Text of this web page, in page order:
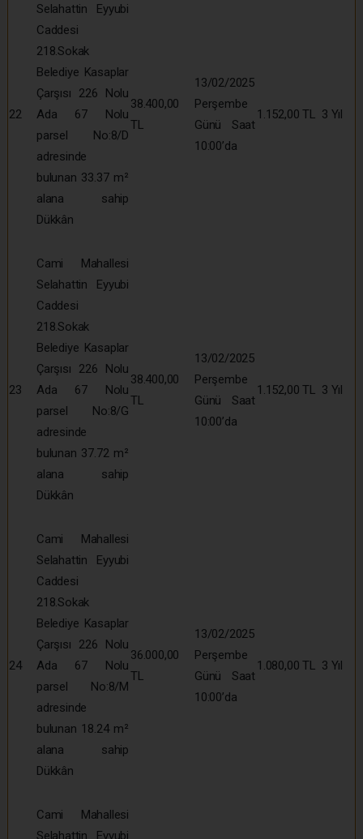
22
Selahattin Eyyubi
Caddesi
218.Sokak
Belediye Kasaplar
Çarşısı 226 Nolu
Ada 67 Nolu
parsel No:8/D
adresinde
bulunan 33.37 m²
alana sahip
Dükkân
38.400,00
TL
13/02/2025
Perşembe
Günü Saat
10:00’da
1.152,00 TL 3 Yıl
23
Cami Mahallesi
Selahattin Eyyubi
Caddesi
218.Sokak
Belediye Kasaplar
Çarşısı 226 Nolu
Ada 67 Nolu
parsel No:8/G
adresinde
bulunan 37.72 m²
alana sahip
Dükkân
38.400,00
TL
13/02/2025
Perşembe
Günü Saat
10:00’da
1.152,00 TL 3 Yıl
24
Cami Mahallesi
Selahattin Eyyubi
Caddesi
218.Sokak
Belediye Kasaplar
Çarşısı 226 Nolu
Ada 67 Nolu
parsel No:8/M
adresinde
bulunan 18.24 m²
alana sahip
Dükkân
36.000,00
TL
13/02/2025
Perşembe
Günü Saat
10:00’da
1.080,00 TL 3 Yıl
Cami Mahallesi
Selahattin Eyyubi